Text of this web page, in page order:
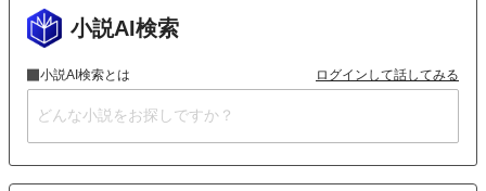
小説AI検索
小説AI検索とは ログインして話してみる